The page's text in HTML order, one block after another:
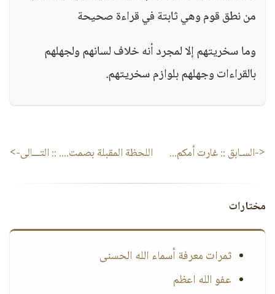
من نطق قوم وهي ثابتة في قراءة صحيحة
وما سخريتهم إلا لمجرد أنه خلاف لسانهم ولجهلهم
بالقراءات وجهلهم بلوازم سخريتهم.
<-السـابق ::غارت أمكم... اللحظة المقبلة بصمت.... :: التـــالى->
مختارات
ثمرات معرفة أسماء الله الحسنى
عفو الله اعظم